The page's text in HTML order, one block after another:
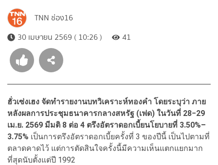
TNN ช่อง16
30 เมษายน 2569 ( 10:26 )
41
ฮั่วเซ่งเฮง จัดทำรายงานบทวิเคราะห์ทองคำ โดยระบุว่า ภาย
หลังผลการประชุมธนาคารกลางสหรัฐ (เฟด) ในวันที่ 28−29
เม.ย. 2569 มีมติ 8 ต่อ 4 ตรึงอัตราดอกเบี้ยนโยบายที่ 3.50%–
3.75% เป็นการตรึงอัตราดอกเบี้ยครั้งที่ 3 ของปีนี้ เป็นไปตามที่
ตลาดคาดไว้ แต่การตัดสินใจครั้งนี้มีความเห็นแตกแยกมาก
ที่สุดนับตั้งแต่ปี 1992